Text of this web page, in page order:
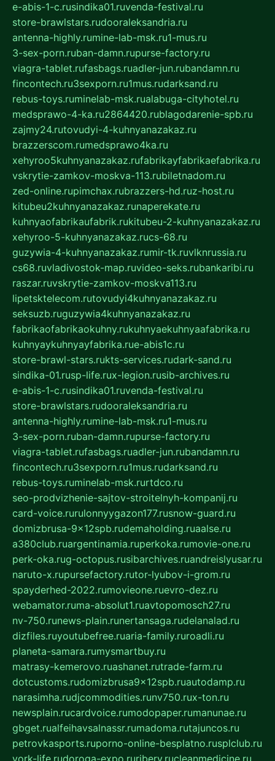
e-abis-1-c.rusindika01.ruvenda-festival.ru
store-brawlstars.rudooraleksandria.ru
antenna-highly.rumine-lab-msk.ru1-mus.ru
3-sex-porn.ruban-damn.rupurse-factory.ru
viagra-tablet.rufasbags.ruadler-jun.rubandamn.ru
fincontech.ru3sexporn.ru1mus.rudarksand.ru
rebus-toys.ruminelab-msk.rualabuga-cityhotel.ru
medsprawo-4-ka.ru2864420.rublagodarenie-spb.ru
zajmy24.rutovudyi-4-kuhnyanazakaz.ru
brazzerscom.rumedsprawo4ka.ru
xehyroo5kuhnyanazakaz.rufabrikayfabrikaefabrika.ru
vskrytie-zamkov-moskva-113.rubiletnadom.ru
zed-online.rupimchax.rubrazzers-hd.ruz-host.ru
kitubeu2kuhnyanazakaz.runaperekate.ru
kuhnyaofabrikaufabrik.rukitubeu-2-kuhnyanazakaz.ru
xehyroo-5-kuhnyanazakaz.rucs-68.ru
guzywia-4-kuhnyanazakaz.rumir-tk.ruvlknrussia.ru
cs68.ruvladivostok-map.ruvideo-seks.rubankaribi.ru
raszar.ruvskrytie-zamkov-moskva113.ru
lipetsktelecom.rutovudyi4kuhnyanazakaz.ru
seksuzb.ruguzywia4kuhnyanazakaz.ru
fabrikaofabrikaokuhny.rukuhnyaekuhnyaafabrika.ru
kuhnyaykuhnyayfabrika.rue-abis1c.ru
store-brawl-stars.rukts-services.rudark-sand.ru
sindika-01.rusp-life.rux-legion.rusib-archives.ru
e-abis-1-c.rusindika01.ruvenda-festival.ru
store-brawlstars.rudooraleksandria.ru
antenna-highly.rumine-lab-msk.ru1-mus.ru
3-sex-porn.ruban-damn.rupurse-factory.ru
viagra-tablet.rufasbags.ruadler-jun.rubandamn.ru
fincontech.ru3sexporn.ru1mus.rudarksand.ru
rebus-toys.ruminelab-msk.rurtdco.ru
seo-prodvizhenie-sajtov-stroitelnyh-kompanij.ru
card-voice.rurulonnyygazon177.rusnow-guard.ru
domizbrusa-9x12spb.rudemaholding.ruaalse.ru
a380club.ruargentinamia.ruperkoka.rumovie-one.ru
perk-oka.rug-octopus.rusibarchives.ruandreislyusar.ru
naruto-x.rupursefactory.rutor-lyubov-i-grom.ru
spayderhed-2022.rumovieone.ruevro-dez.ru
webamator.ruma-absolut1.ruavtopomosch27.ru
nv-750.runews-plain.runertansaga.rudelanalad.ru
dizfiles.ruyoutubefree.ruaria-family.ruroadli.ru
planeta-samara.rumysmartbuy.ru
matrasy-kemerovo.ruashanet.rutrade-farm.ru
dotcustoms.rudomizbrusa9x12spb.ruautodamp.ru
narasimha.rudjcommodities.runv750.rux-ton.ru
newsplain.rucardvoice.rumodopaper.rumanunae.ru
gbget.rualfeihavsalnassr.rumadoma.rutajuncos.ru
petrovkasports.ruporno-online-besplatno.rusplclub.ru